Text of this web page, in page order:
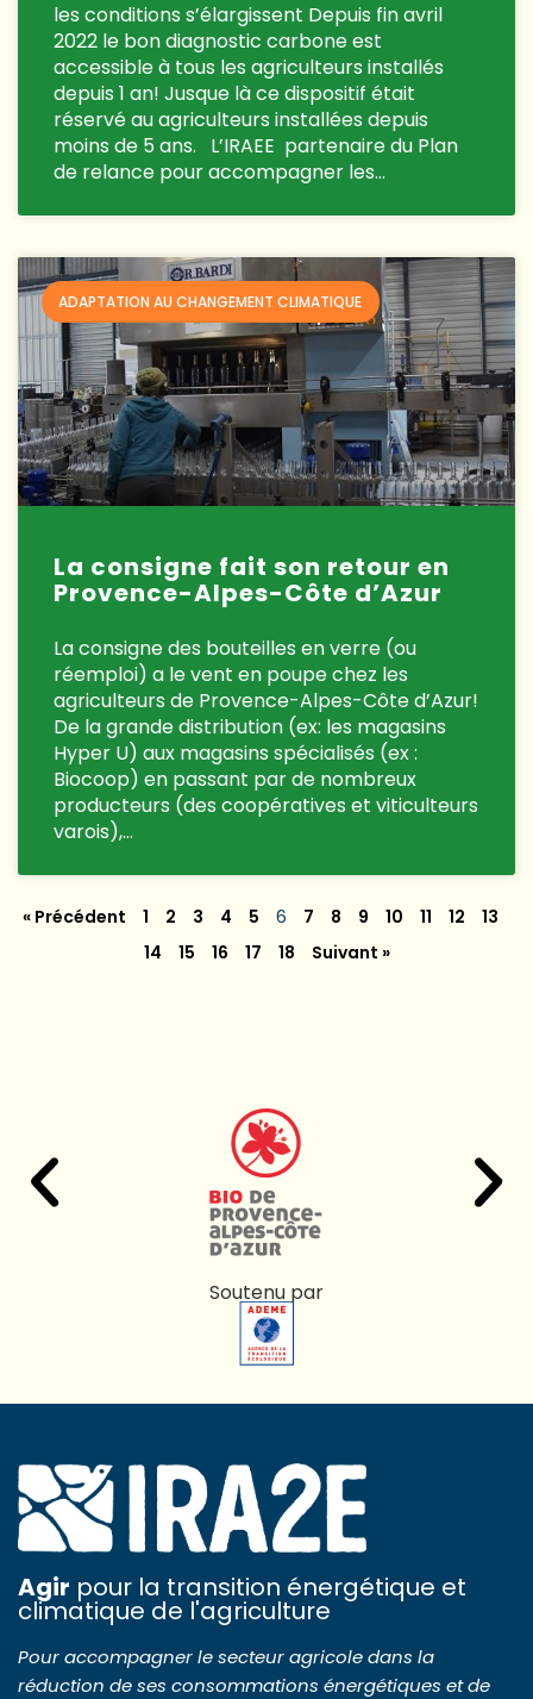
les conditions s’élargissent Depuis fin avril
2022 le bon diagnostic carbone est
accessible à tous les agriculteurs installés
depuis 1 an! Jusque là ce dispositif était
réservé au agriculteurs installées depuis
moins de 5 ans. L’IRAEE partenaire du Plan
de relance pour accompagner les…
ADAPTATION AU CHANGEMENT CLIMATIQUE
La consigne fait son retour en
Provence-Alpes-Côte d’Azur
La consigne des bouteilles en verre (ou
réemploi) a le vent en poupe chez les
agriculteurs de Provence-Alpes-Côte d’Azur!
De la grande distribution (ex: les magasins
Hyper U) aux magasins spécialisés (ex :
Biocoop) en passant par de nombreux
producteurs (des coopératives et viticulteurs
varois),…
« Précédent 1 2 3 4 5 6 7 8 9 10 11 12
13
14
15 16 17 18 Suivant »
Soutenu par
Agir pour la transition énergétique et
climatique de l'agriculture
Pour accompagner le secteur agricole dans la
réduction de ses consommations énergétiques et de